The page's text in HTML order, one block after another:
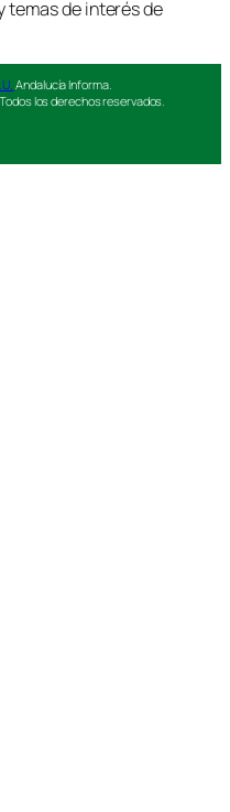
temas de interés de
Andalucía Informa.
los derechos reservados.